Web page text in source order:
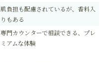
肌負担も配慮されているが、香料入
りもある
専門カウンターで相談できる、プレ
ミアムな体験